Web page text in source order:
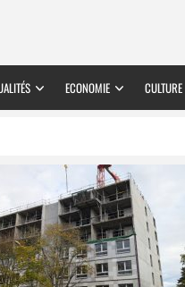
ECONOMIE CULTURE